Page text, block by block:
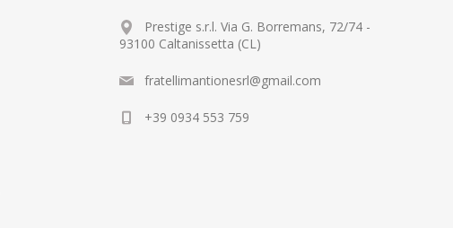
Prestige s.r.l. Via G. Borremans, 72/74 -
93100 Caltanissetta (CL)
fratellimantionesrl@gmail.com
+39 0934 553 759